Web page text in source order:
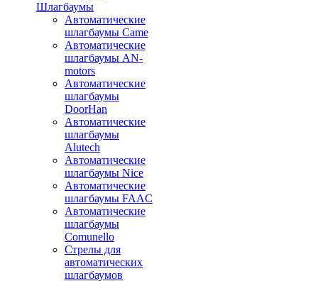
Шлагбаумы
Автоматические
шлагбаумы Came
Автоматические
шлагбаумы AN-
motors
Автоматические
шлагбаумы
DoorHan
Автоматические
шлагбаумы
Alutech
Автоматические
шлагбаумы Nice
Автоматические
шлагбаумы FAAC
Автоматические
шлагбаумы
Comunello
Стрелы для
автоматических
шлагбаумов